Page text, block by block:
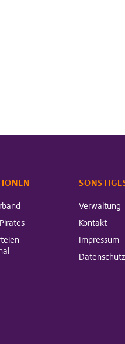
Verwaltung
Kontakt
Impressum